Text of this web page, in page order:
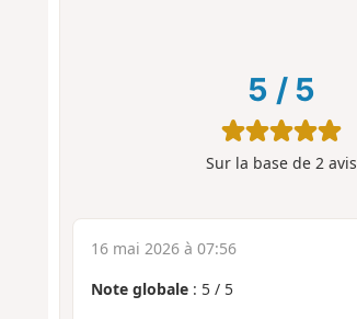
5 / 5
Sur la base de 2avis
16 mai 2026 à 07:56
Note globale: 5/ 5